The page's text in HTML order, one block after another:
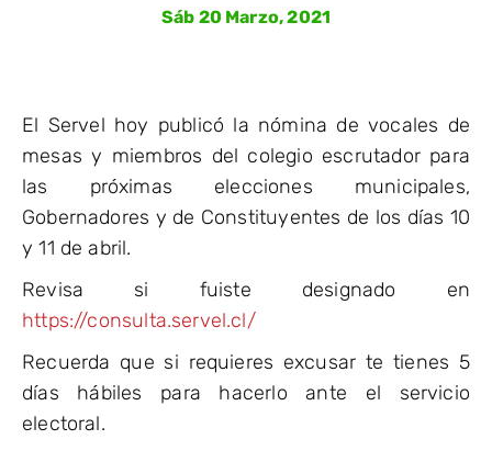
Sáb 20 Marzo, 2021
El Servel hoy publicó la nómina de vocales de
mesas y miembros del colegio escrutador para
las próximas elecciones municipales,
Gobernadores y de Constituyentes de los días 10
y 11 de abril.
Revisa si fuiste designado en
https://consulta.servel.cl/
Recuerda que si requieres excusar te tienes 5
días hábiles para hacerlo ante el servicio
electoral.